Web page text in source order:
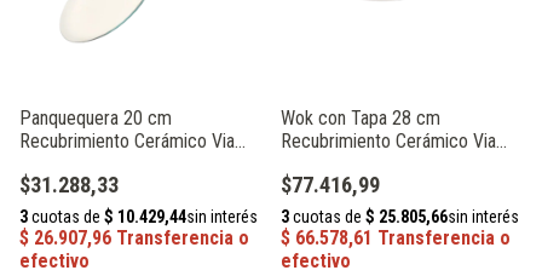
Panquequera 20 cm
Recubrimiento Cerámico Via
$31.288,33
Wok con Tapa 28 cm
Recubrimiento Cerámico Via
$77.416,99